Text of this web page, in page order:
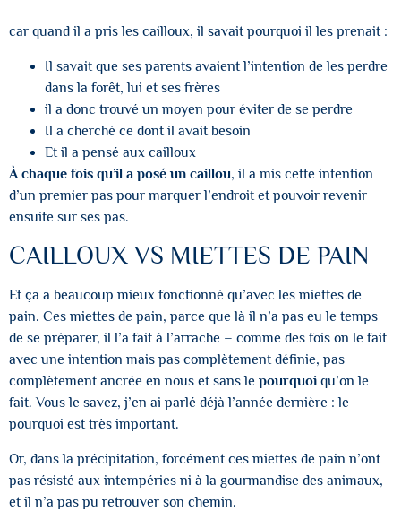
car quand il a pris les cailloux, il savait pourquoi il les prenait :
Il savait que ses parents avaient l’intention de les perdre
dans la forêt, lui et ses frères
il a donc trouvé un moyen pour éviter de se perdre
Il a cherché ce dont il avait besoin
Et il a pensé aux cailloux
À chaque fois qu’il a posé un caillou, il a mis cette intention
d’un premier pas pour marquer l’endroit et pouvoir revenir
ensuite sur ses pas.
CAILLOUX VS MIETTES DE PAIN
Et ça a beaucoup mieux fonctionné qu’avec les miettes de
pain. Ces miettes de pain, parce que là il n’a pas eu le temps
de se préparer, il l’a fait à l’arrache – comme des fois on le fait
avec une intention mais pas complètement définie, pas
complètement ancrée en nous et sans le pourquoi qu’on le
fait. Vous le savez, j’en ai parlé déjà l’année dernière : le
pourquoi est très important.
Or, dans la précipitation, forcément ces miettes de pain n’ont
pas résisté aux intempéries ni à la gourmandise des animaux,
et il n’a pas pu retrouver son chemin.